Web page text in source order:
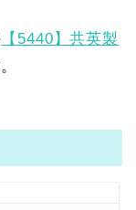
【5440】共英製